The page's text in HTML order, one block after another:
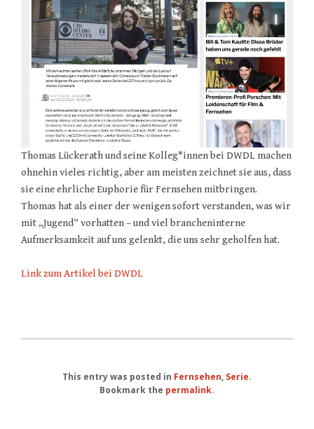
Thomas Lückerath und seine Kolleg*innen bei DWDL machen
ohnehin vieles richtig, aber am meisten zeichnet sie aus, dass
sie eine ehrliche Euphorie für Fernsehen mitbringen.
Thomas hat als einer der wenigen sofort verstanden, was wir
mit „Jugend“ vorhatten – und viel brancheninterne
Aufmerksamkeit auf uns gelenkt, die uns sehr geholfen hat.
Link zum Artikel bei DWDL
This entry was posted in Fernsehen, Serie.
Bookmark the permalink.